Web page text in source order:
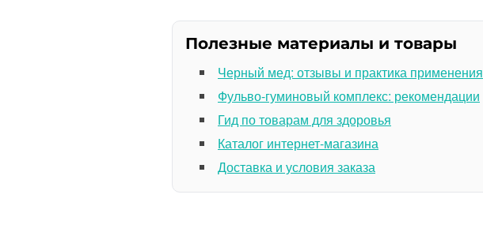
Полезные материалы и товары
Черный мед: отзывы и практика применения
Фульво-гуминовый комплекс: рекомендации
Гид по товарам для здоровья
Каталог интернет-магазина
Доставка и условия заказа